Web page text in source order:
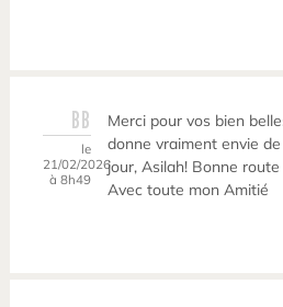
BB
le
21/02/2026
à 8h49
Merci pour vos bien
donne vraiment envie
jour, Asilah! Bonne
Avec toute mon Amitié